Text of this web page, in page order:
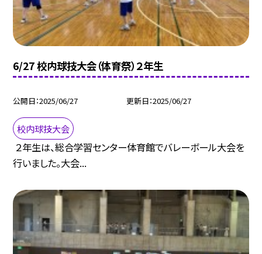
6/27 校内球技大会（体育祭）２年生
公開日 2025/06/27 更新日 2025/06/27
校内球技大会
２年生は、総合学習センター体育館でバレーボール大会を
行いました。大会...